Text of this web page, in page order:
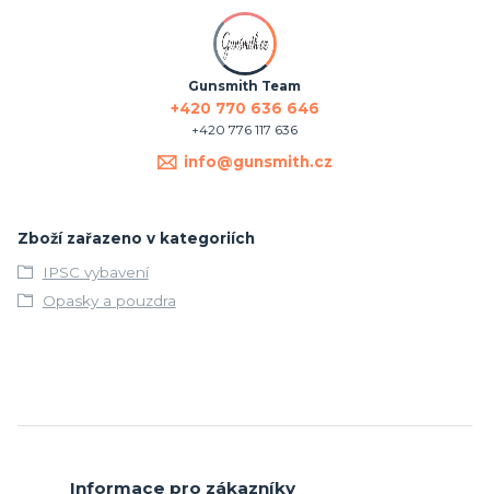
Gunsmith Team
+420 770 636 646
+420 776 117 636
info@gunsmith.cz
Zboží zařazeno v kategoriích
IPSC vybavení
Opasky a pouzdra
Informace pro zákazníky